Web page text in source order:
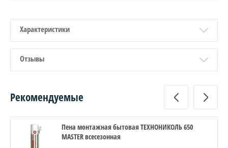
Характеристики
Отзывы
Рекомендуемые
Пена монтажная бытовая ТЕХНОНИКОЛЬ 650
MASTER всесезонная